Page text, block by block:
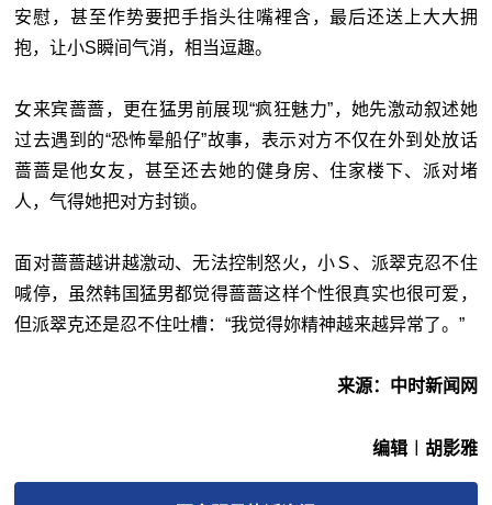
安慰，甚至作势要把手指头往嘴裡含，最后还送上大大拥
抱，让小S瞬间气消，相当逗趣。
女来宾蔷蔷，更在猛男前展现“疯狂魅力”，她先激动叙述她
过去遇到的“恐怖晕船仔”故事，表示对方不仅在外到处放话
蔷蔷是他女友，甚至还去她的健身房、住家楼下、派对堵
人，气得她把对方封锁。
面对蔷蔷越讲越激动、无法控制怒火，小Ｓ、派翠克忍不住
喊停，虽然韩国猛男都觉得蔷蔷这样个性很真实也很可爱，
但派翠克还是忍不住吐槽：“我觉得妳精神越来越异常了。”
来源：中时新闻网
编辑︱胡影雅